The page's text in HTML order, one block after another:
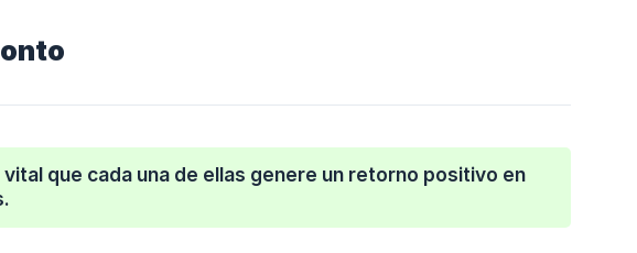
que cada una de ellas genere un retorno positivo en